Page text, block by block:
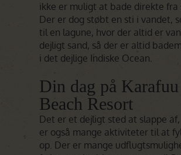
ikke er muligt at bade direkte fra
Der er dog støbt en sti i vandet,
til en lagune, hvor der altid er
dejligt sand, så der er altid
i det dejlige Indiske Ocean.
Din dag på Karafuu
Beach Resort
Det er et dejligt sted at slappe
er også mange aktiviteter til at
op. Der er mange